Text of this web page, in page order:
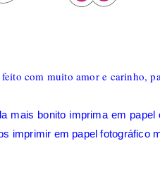
com muito amor e carinho,
mais bonito imprima em
imprimir em papel fotográfico